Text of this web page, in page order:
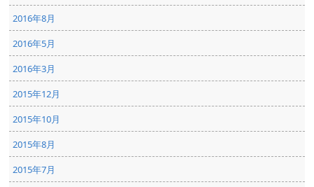
2016年8月
2016年5月
2016年3月
2015年12月
2015年10月
2015年8月
2015年7月